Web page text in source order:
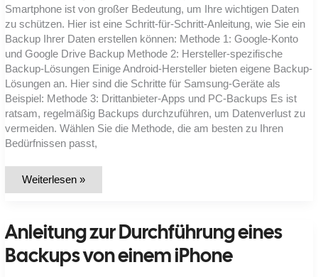
Smartphone ist von großer Bedeutung, um Ihre wichtigen Daten
zu schützen. Hier ist eine Schritt-für-Schritt-Anleitung, wie Sie ein
Backup Ihrer Daten erstellen können: Methode 1: Google-Konto
und Google Drive Backup Methode 2: Hersteller-spezifische
Backup-Lösungen Einige Android-Hersteller bieten eigene Backup-
Lösungen an. Hier sind die Schritte für Samsung-Geräte als
Beispiel: Methode 3: Drittanbieter-Apps und PC-Backups Es ist
ratsam, regelmäßig Backups durchzuführen, um Datenverlust zu
vermeiden. Wählen Sie die Methode, die am besten zu Ihren
Bedürfnissen passt,
Anleitung
von
einem
Android
Smartphone
Weiterlesen »
Anleitung zur Durchführung eines
Backups von einem iPhone